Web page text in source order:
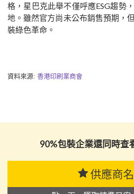
格，星巴克此舉不僅呼應ESG趨勢
地。雖然官方尚未公布銷售預期 ，但
裝綠色革命。
資料來源: 香港印刷業商會
90%包裝企業還同時查
供應商